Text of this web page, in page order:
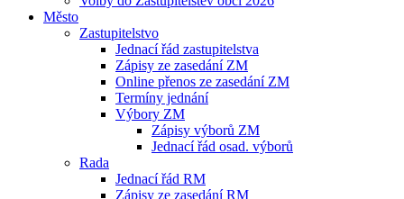
Město
Zastupitelstvo
Jednací řád zastupitelstva
Zápisy ze zasedání ZM
Online přenos ze zasedání ZM
Termíny jednání
Výbory ZM
Zápisy výborů ZM
Jednací řád osad. výborů
Rada
Jednací řád RM
Zápisy ze zasedání RM